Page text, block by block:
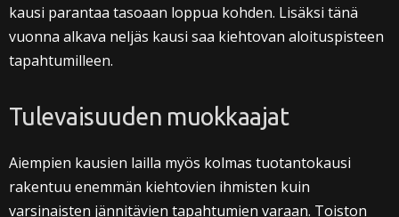
kausi parantaa tasoaan loppua kohden. Lisäksi tänä
vuonna alkava neljäs kausi saa kiehtovan aloituspisteen
tapahtumilleen.
Tulevaisuuden muokkaajat
Aiempien kausien lailla myös kolmas tuotantokausi
rakentuu enemmän kiehtovien ihmisten kuin
varsinaisten jännitävien tapahtumien varaan. Toiston